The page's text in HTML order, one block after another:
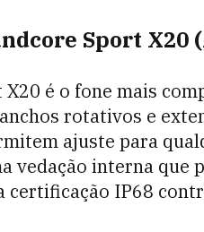
Sport X20
X20 é o fone mais
rotativos e
ajuste para
vedação interna que
certificação IP68